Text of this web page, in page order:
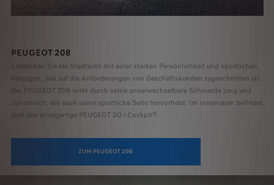
PEUGEOT 208
Entdecken Sie ein Stadtauto mit einer starken Persönlichkeit und sportlichen
Vorzügen, das auf die Anforderungen von Geschäftskunden zugeschnitten ist.
Der PEUGEOT 208 wirkt durch seine unverwechselbare Silhouette jung und
dynamisch, die auch seine sportliche Seite hervorhebt. Im Innenraum befindet
sich das einzigartige PEUGEOT 3D i-Cockpit®.
ZUM PEUGEOT 208